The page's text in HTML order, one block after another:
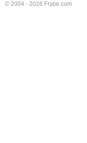
© 2004 - 2026 Frype.com